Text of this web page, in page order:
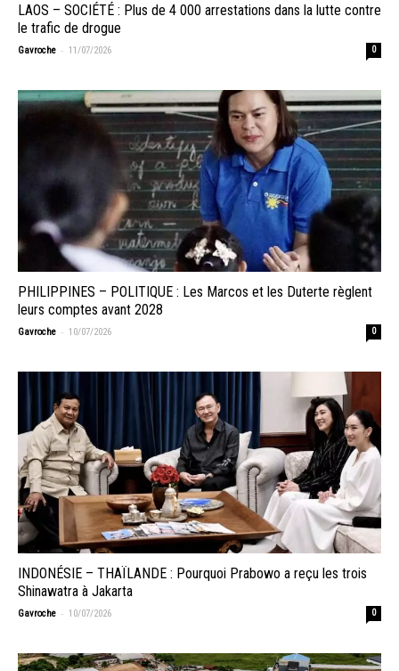
LAOS – SOCIÉTÉ : Plus de 4 000 arrestations dans la lutte contre
le trafic de drogue
Gavroche - 11/07/2026 0
PHILIPPINES – POLITIQUE : Les Marcos et les Duterte règlent
leurs comptes avant 2028
Gavroche - 10/07/2026 0
INDONÉSIE – THAÏLANDE : Pourquoi Prabowo a reçu les trois
Shinawatra à Jakarta
Gavroche - 10/07/2026 0